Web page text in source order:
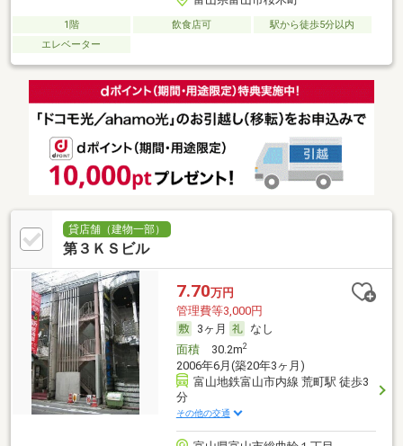
1階 飲食店可
駅から徒歩5分以内
エレベーター
貸店舗（建物一部）
第３ＫＳビル
7.70万円
管理費等3,000円
3ヶ月
なし
面積30.2m2
2006年6月(築20年3ヶ月)
富山地鉄富山市内線 荒町駅 徒歩3
分
その他の交通